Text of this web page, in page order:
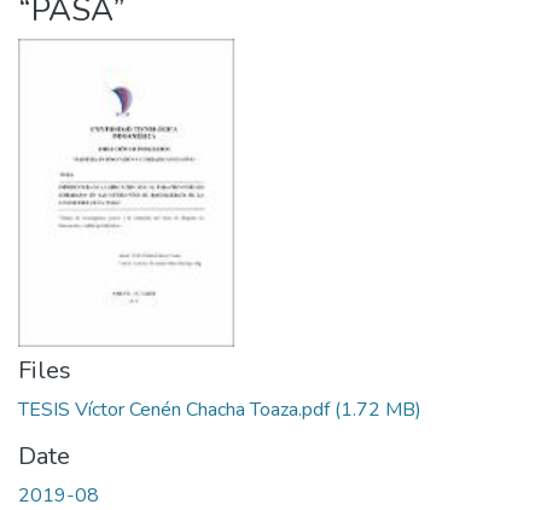
“PASA”
Files
TESIS Víctor Cenén Chacha Toaza.pdf(1.72 MB)
Date
2019-08